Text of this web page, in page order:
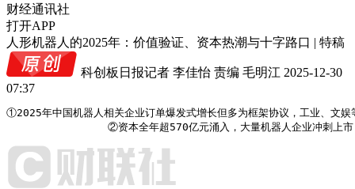
财经通讯社
打开APP
人形机器人的2025年：价值验证、资本热潮与十字路口 | 特稿
科创板日报记者 李佳怡 责编 毛明江 2025-12-30
07:37
①2025年中国机器人相关企业订单爆发式增长但多为框架协议，工业、文
②资本全年超570亿元涌入，大量机器人企业冲刺上市